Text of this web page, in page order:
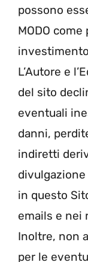
possono
MODO
L’Autore e
del sito
eventuali
danni,
indiretti
in questo
emails e nei
Inoltre, non
per le